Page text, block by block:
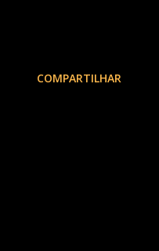
COMPARTILHAR